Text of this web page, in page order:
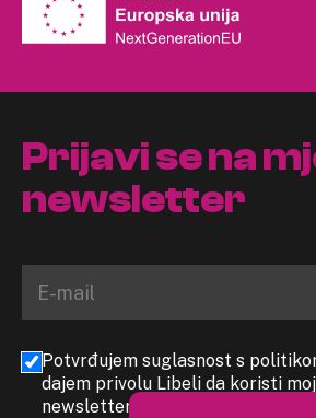
Prijavi se na
newsletter
Potvrđujem suglasnost s
dajem privolu Libeli da koristi
newslettera